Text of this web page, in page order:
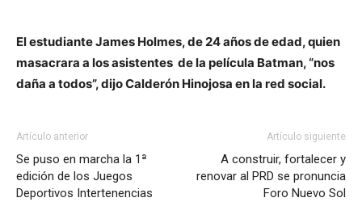
El estudiante James Holmes, de 24 años de edad, quien
masacrara a los asistentes de la película Batman, “nos
daña a todos”, dijo Calderón Hinojosa en la red social.
Artículo anterior
Se puso en marcha la 1ª
edición de los Juegos
Deportivos Intertenencias
Artículo siguiente
A construir, fortalecer y
renovar al PRD se pronuncia
Foro Nuevo Sol